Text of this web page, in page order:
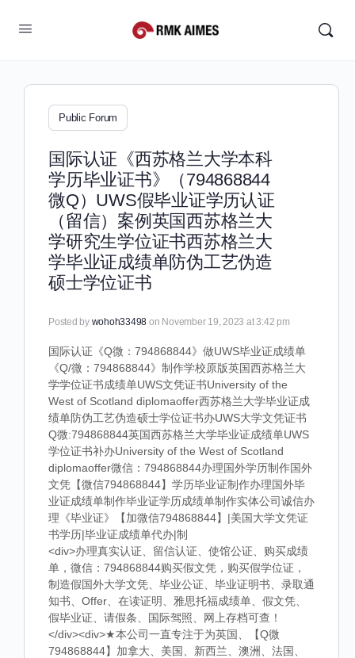
Public Forum
国际认证《西苏格兰大学本科
学历毕业证书》（794868844
微Q）UWS假毕业证学历认证
（留信）案例英国西苏格兰大
学研究生学位证书西苏格兰大
学毕业证成绩单防伪工艺伪造
硕士学位证书
Posted by wohoh33498 on November 19, 2023 at 3:42 pm
国际认证《Q微：794868844》做UWS毕业证成绩单
《Q/微：794868844》制作学校原版英国西苏格兰大
学学位证书成绩单UWS文凭证书University of the
West of Scotland diplomaoffer西苏格兰大学毕业证成
绩单防伪工艺伪造硕士学位证书办UWS大学文凭证书
Q微:794868844英国西苏格兰大学毕业证成绩单UWS
学位证书补办University of the West of Scotland
diplomaoffer微信：794868844办理国外学历制作国外
文凭【微信794868844】学历毕业证制作办理国外毕
业证成绩单制作毕业证学历成绩单制作实体公司诚信办
理《毕业证》【加微信794868844】|美国大学文凭证
书学历|毕业证成绩单代办|制
<div>办理真实认证、留信认证、使馆公证、购买成绩
单，微信：794868844购买假文凭，购买假学位证，
制造假国外大学文凭、毕业公证、毕业证明书、录取通
知书、Offer、在读证明、雅思托福成绩单、假文凭、
假毕业证、请假条、国际驾照、网上存档可查！
</div><div>★本公司一直专注于为英国、【Q微
794868844】加拿大、美国、新西兰、澳洲、法国、